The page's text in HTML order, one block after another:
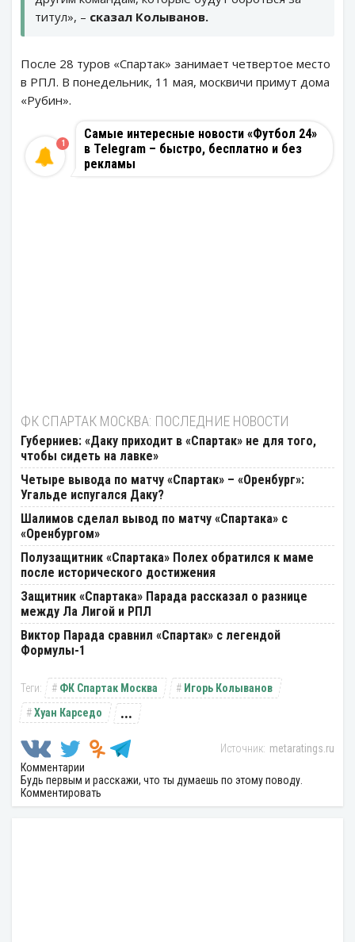
титул», – сказал Колыванов.
После 28 туров «Спартак» занимает четвертое место
в РПЛ. В понедельник, 11 мая, москвичи примут дома
«Рубин».
Самые интересные новости «Футбол 24»
в Telegram – быстро, бесплатно и без
рекламы
1
ФК СПАРТАК МОСКВА: ПОСЛЕДНИЕ НОВОСТИ
Губерниев: «Даку приходит в «Спартак» не для того,
чтобы сидеть на лавке»
Четыре вывода по матчу «Спартак» – «Оренбург»:
Угальде испугался Даку?
Шалимов сделал вывод по матчу «Спартака» с
«Оренбургом»
Полузащитник «Спартака» Полех обратился к маме
после исторического достижения
Защитник «Спартака» Парада рассказал о разнице
между Ла Лигой и РПЛ
Виктор Парада сравнил «Спартак» с легендой
Формулы-1
ФК Спартак Москва
Игорь Колыванов
Хуан Карседо
...
metaratings.ru
Комментарии
Будь первым и расскажи, что ты думаешь по этому поводу.
Комментировать